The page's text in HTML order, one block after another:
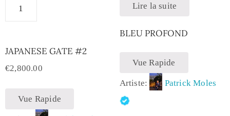
JAPANESE GATE #2
€2,800.00
Vue Rapide
Lire la suite
BLEU PROFOND
Vue Rapide
Artiste: Patrick Moles